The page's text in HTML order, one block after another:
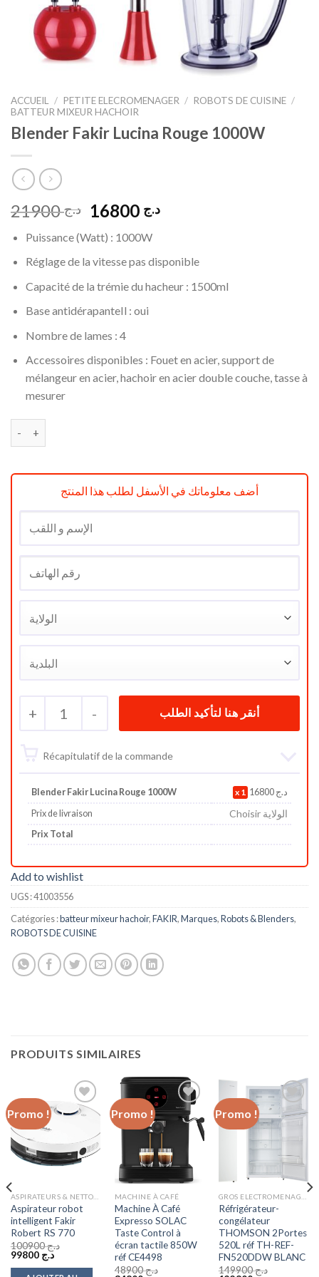
ACCUEIL / PETITE ELECROMENAGER / ROBOTS DE CUISINE /
BATTEUR MIXEUR HACHOIR
Blender Fakir Lucina Rouge 1000W
د.ج21900
Le
initial
était :
د.جLe
est :
Puissance (Watt) : 1000W
Réglage de la vitessepas disponible
Capacité de la trémie du hacheur : 1500ml
Base antidérapanteIl : oui
Nombre de lames : 4
Accessoires disponibles : Fouet en acier, support de
mélangeur en acier, hachoir en acier double couche, tasse à
mesurer
أضف معلوماتك في الأسفل لطلب هذا المنتج
+ 1 -
Récapitulatif de la commande
Blender Fakir Lucina Rouge 1000W 1 16800 د.ج
Prix de livraison
Choisir الولاية
Prix Total
Add to wishlist
UGS :41003556
Catégories :batteur mixeur hachoir,FAKIR,Marques,Robots & Blenders,
ROBOTS DE CUISINE
PRODUITS SIMILAIRES
Promo !
Add to
Aspirateur robot
intelligent Fakir
Robert RS 770
د.ج100900
Le
initial
د.ج 99800
Le
actuel
Promo !
Add to
wishlist
MACHINE À CAFÉ
Machine À Café
Expresso SOLAC
Taste Control à
écran tactile 850W
réf CE4498
د.ج48900
Promo !
Add to
wishlist
Réfrigérateur-
congélateur
THOMSON 2Portes
520L réf TH-REF-
FN520DDW BLANC
د.ج149900